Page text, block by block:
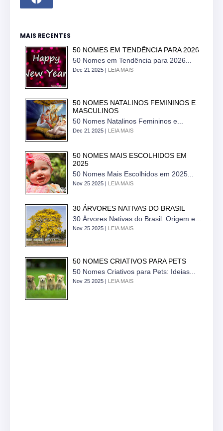
MAIS RECENTES
50 NOMES EM TENDÊNCIA PARA 2026
50 Nomes em Tendência para 2026...
Dec 21 2025 | LEIA MAIS
50 NOMES NATALINOS FEMININOS E
MASCULINOS
50 Nomes Natalinos Femininos e...
Dec 21 2025 | LEIA MAIS
50 NOMES MAIS ESCOLHIDOS EM
2025
50 Nomes Mais Escolhidos em 2025...
Nov 25 2025 | LEIA MAIS
30 ÁRVORES NATIVAS DO BRASIL
30 Árvores Nativas do Brasil: Origem e...
Nov 25 2025 | LEIA MAIS
50 NOMES CRIATIVOS PARA PETS
50 Nomes Criativos para Pets: Ideias...
Nov 25 2025 | LEIA MAIS